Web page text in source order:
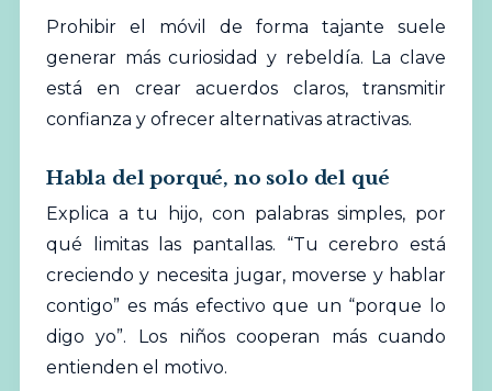
Prohibir el móvil de forma tajante suele
generar más curiosidad y rebeldía. La clave
está en crear acuerdos claros, transmitir
confianza y ofrecer alternativas atractivas.
Habla del porqué, no solo del qué
Explica a tu hijo, con palabras simples, por
qué limitas las pantallas. “Tu cerebro está
creciendo y necesita jugar, moverse y hablar
contigo” es más efectivo que un “porque lo
digo yo”. Los niños cooperan más cuando
entienden el motivo.